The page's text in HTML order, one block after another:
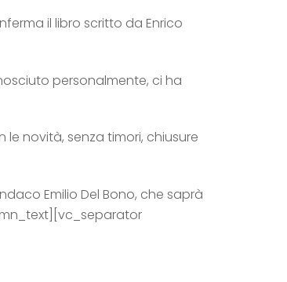
il libro scritto da Enrico
personalmente, ci ha
novità, senza timori, chiusure
Emilio Del Bono, che saprà